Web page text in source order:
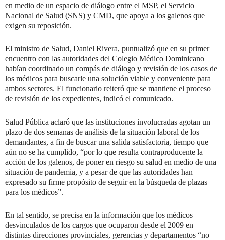
en medio de un espacio de diálogo entre el MSP, el Servicio
Nacional de Salud (SNS) y CMD, que apoya a los galenos que
exigen su reposición.
El ministro de Salud, Daniel Rivera, puntualizó que en su primer
encuentro con las autoridades del Colegio Médico Dominicano
habían coordinado un compás de diálogo y revisión de los casos de
los médicos para buscarle una solución viable y conveniente para
ambos sectores. El funcionario reiteró que se mantiene el proceso
de revisión de los expedientes, indicó el comunicado.
Salud Pública aclaró que las instituciones involucradas agotan un
plazo de dos semanas de análisis de la situación laboral de los
demandantes, a fin de buscar una salida satisfactoria, tiempo que
aún no se ha cumplido, “por lo que resulta contraproducente la
acción de los galenos, de poner en riesgo su salud en medio de una
situación de pandemia, y a pesar de que las autoridades han
expresado su firme propósito de seguir en la búsqueda de plazas
para los médicos”.
En tal sentido, se precisa en la información que los médicos
desvinculados de los cargos que ocuparon desde el 2009 en
distintas direcciones provinciales, gerencias y departamentos “no